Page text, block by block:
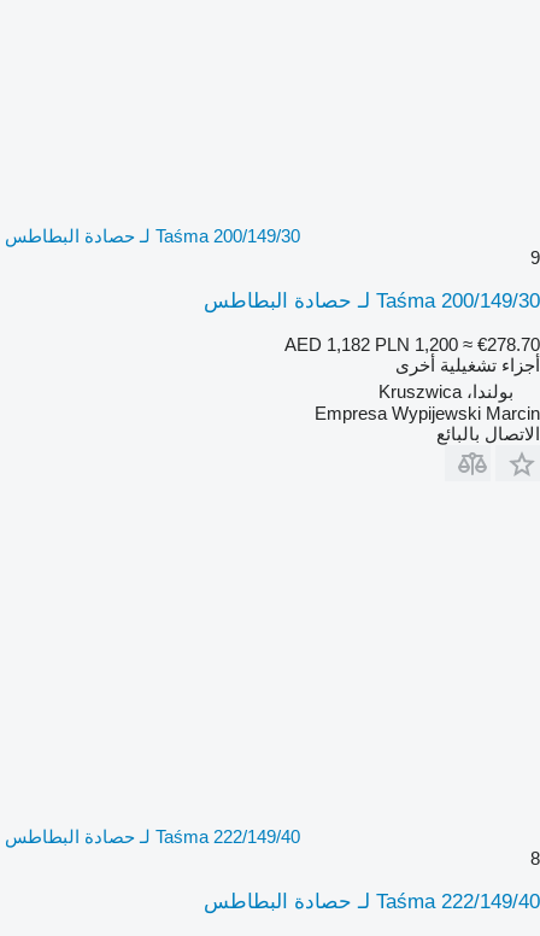
Taśma 200/149/30 لـ حصادة البطاطس
9
Taśma 200/149/30 لـ حصادة البطاطس
AED 1,182 PLN 1,200 ≈ €278.70
أجزاء تشغيلية أخرى
بولندا، Kruszwica
Empresa Wypijewski Marcin
الاتصال بالبائع
Taśma 222/149/40 لـ حصادة البطاطس
8
Taśma 222/149/40 لـ حصادة البطاطس